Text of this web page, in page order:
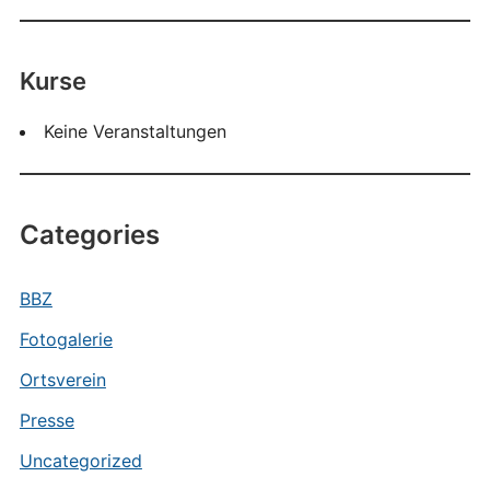
Kurse
Keine Veranstaltungen
Categories
BBZ
Fotogalerie
Ortsverein
Presse
Uncategorized